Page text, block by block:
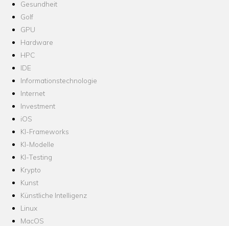
Gesundheit
Golf
GPU
Hardware
HPC
IDE
Informationstechnologie
Internet
Investment
iOS
KI-Frameworks
KI-Modelle
KI-Testing
Krypto
Kunst
Künstliche Intelligenz
Linux
MacOS